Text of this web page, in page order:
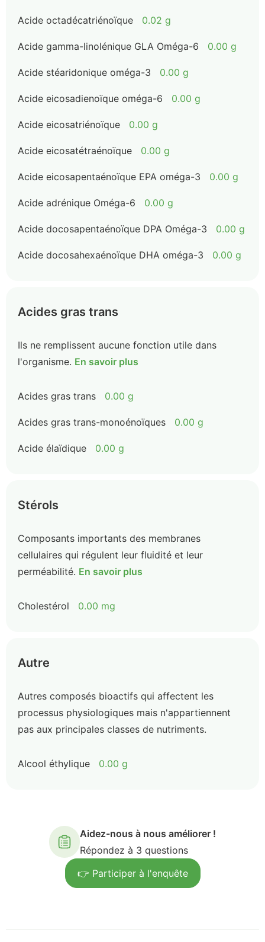
Acide octadécatriénoïque 0.02 g
Acide gamma-linolénique GLA Oméga-6 0.00 g
Acide stéaridonique oméga-3 0.00 g
Acide eicosadienoïque oméga-6 0.00 g
Acide eicosatriénoïque 0.00 g
Acide eicosatétraénoïque 0.00 g
Acide eicosapentaénoïque EPA oméga-3 0.00 g
Acide adrénique Oméga-6 0.00 g
Acide docosapentaénoïque DPA Oméga-3 0.00 g
Acide docosahexaénoïque DHA oméga-3 0.00 g
Acides gras trans
Ils ne remplissent aucune fonction utile dans
l'organisme. En savoir plus
Acides gras trans 0.00 g
Acides gras trans-monoénoïques 0.00 g
Acide élaïdique 0.00 g
Stérols
Composants importants des membranes
cellulaires qui régulent leur fluidité et leur
perméabilité. En savoir plus
Cholestérol 0.00 mg
Autre
Autres composés bioactifs qui affectent les
processus physiologiques mais n'appartiennent
pas aux principales classes de nutriments.
Alcool éthylique 0.00 g
Aidez-nous à nous améliorer !
Répondez à 3 questions
👉 Participer à l'enquête